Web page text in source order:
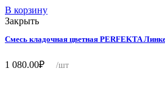
В корзину
Закрыть
Смесь кладочная цветная PERFEKTA
1 080.00₽ /шт